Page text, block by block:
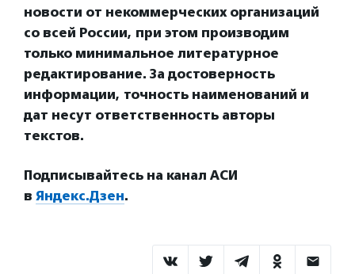
новости от некоммерческих организаций
со всей России, при этом производим
только минимальное литературное
редактирование. За достоверность
информации, точность наименований и
дат несут ответственность авторы
текстов.
Подписывайтесь на канал АСИ
в Яндекс.Дзен.